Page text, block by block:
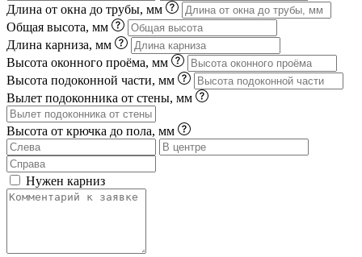
Длина от окна до трубы, мм
Общая высота, мм
Длина карниза, мм
Высота оконного проёма, мм
Высота подоконной части, мм
Вылет подоконника от стены, мм
Высота от крючка до пола, мм
Нужен карниз